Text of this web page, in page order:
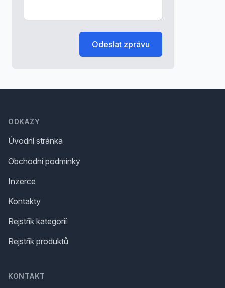
Odeslat zprávu
ODKAZY
Úvodní stránka
Obchodní podmínky
Inzerce
Kontakty
Rejstřík kategorií
Rejstřík produktů
KONTAKT